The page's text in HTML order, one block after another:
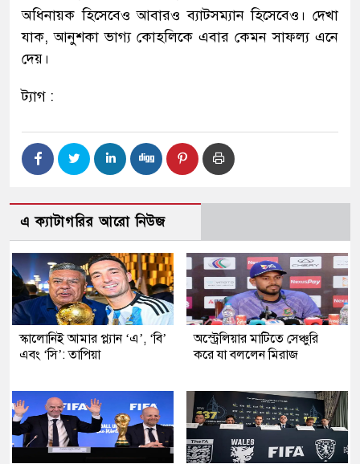
অধিনায়ক হিসেবেও আবারও ব্যাটসম্যান হিসেবেও। দেখা
যাক, আনুশকা ভাগ্য কোহলিকে এবার কেমন সাফল্য এনে
দেয়।
ট্যাগ :
এ ক্যাটাগরির আরো নিউজ
স্কালোনিই আমার প্ল্যান ‘এ’, ‘বি’
এবং ‘সি’: তাপিয়া
অস্ট্রেলিয়ার মাটিতে সেঞ্চুরি
করে যা বললেন মিরাজ